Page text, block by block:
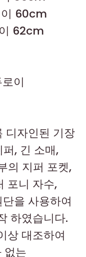
60cm
62cm
이
디자인된 기장
, 긴 소매,
의 지퍼 포켓,
포니 자수,
을 사용하여
하였습니다.
상 대조하여
없는